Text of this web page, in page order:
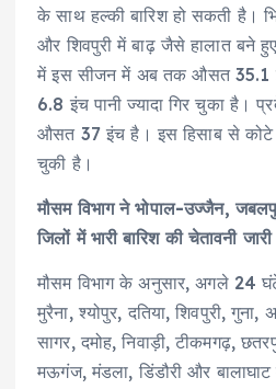
के साथ हल्की बारिश हो सकती है।
और शिवपुरी में बाढ़ जैसे हालात बने
में इस सीजन में अब तक औसत 35.1
6.8 इंच पानी ज्यादा गिर चुका है।
औसत 37 इंच है। इस हिसाब से कोटे
चुकी है।
मौसम विभाग ने भोपाल-उज्जैन,
जिलों में भारी बारिश की चेतावनी
मौसम विभाग के अनुसार, अगले 24
मुरैना, श्योपुर, दतिया, शिवपुरी,
सागर, दमोह, निवाड़ी, टीकमगढ़,
मऊगंज, मंडला, डिंडौरी और बालाघाट